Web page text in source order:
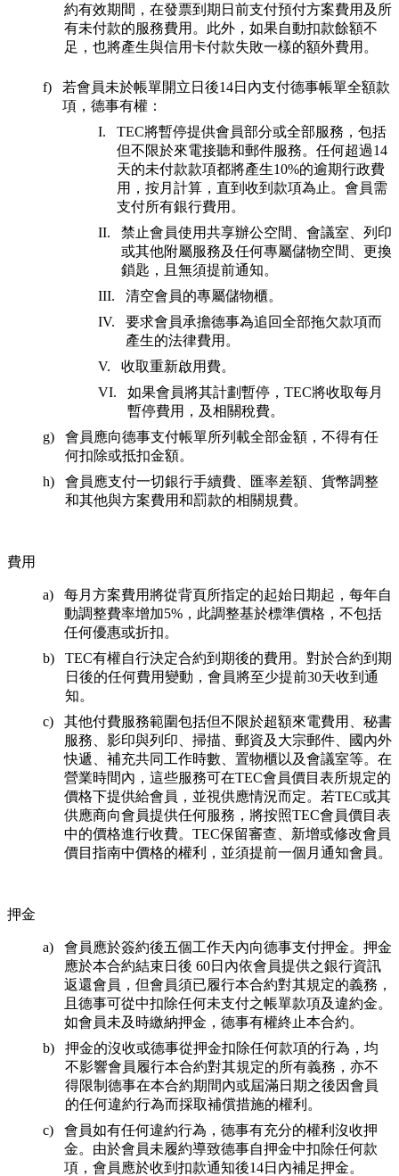
約有效期間，在發票到期日前支付預付方案費用及所
有未付款的服務費用。此外，如果自動扣款餘額不
足，也將產生與信用卡付款失敗一樣的額外費用。
若會員未於帳單開立日後14日內支付德事帳單全額款
項，德事有權：
TEC將暫停提供會員部分或全部服務，包括
但不限於來電接聽和郵件服務。任何超過14
天的未付款款項都將產生10%的逾期行政費
用，按月計算，直到收到款項為止。會員需
支付所有銀行費用。
禁止會員使用共享辦公空間、會議室、列印
或其他附屬服務及任何專屬儲物空間、更換
鎖匙，且無須提前通知。
清空會員的專屬儲物櫃。
要求會員承擔德事為追回全部拖欠款項而
產生的法律費用。
收取重新啟用費。
如果會員將其計劃暫停，TEC將收取每月
暫停費用，及相關稅費。
會員應向德事支付帳單所列載全部金額，不得有任
何扣除或抵扣金額。
會員應支付一切銀行手續費、匯率差額、貨幣調整
和其他與方案費用和罰款的相關規費。
費用
每月方案費用將從背頁所指定的起始日期起，每年自
動調整費率增加5%，此調整基於標準價格，不包括
任何優惠或折扣。
TEC有權自行決定合約到期後的費用。對於合約到期
日後的任何費用變動，會員將至少提前30天收到通
知。
其他付費服務範圍包括但不限於超額來電費用、秘書
服務、影印與列印、掃描、郵資及大宗郵件、國內外
快遞、補充共同工作時數、置物櫃以及會議室等。在
營業時間內，這些服務可在TEC會員價目表所規定的
價格下提供給會員，並視供應情況而定。若TEC或其
供應商向會員提供任何服務，將按照TEC會員價目表
中的價格進行收費。TEC保留審查、新增或修改會員
價目指南中價格的權利，並須提前一個月通知會員。
押金
會員應於簽約後五個工作天內向德事支付押金。押金
應於本合約結束日後 60日內依會員提供之銀行資訊
返還會員，但會員須已履行本合約對其規定的義務，
且德事可從中扣除任何未支付之帳單款項及違約金。
如會員未及時繳納押金，德事有權終止本合約。
押金的沒收或德事從押金扣除任何款項的行為，均
不影響會員履行本合約對其規定的所有義務，亦不
得限制德事在本合約期間內或屆滿日期之後因會員
的任何違約行為而採取補償措施的權利。
會員如有任何違約行為，德事有充分的權利沒收押
金。由於會員未履約導致德事自押金中扣除任何款
項，會員應於收到扣款通知後14日內補足押金。